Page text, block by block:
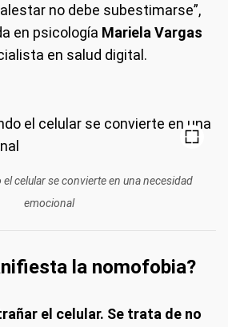
no debe subestimarse”,
en psicología Mariela Vargas
en salud digital.
celular se convierte en una necesidad
emocional
la nomofobia?
el celular. Se trata de no